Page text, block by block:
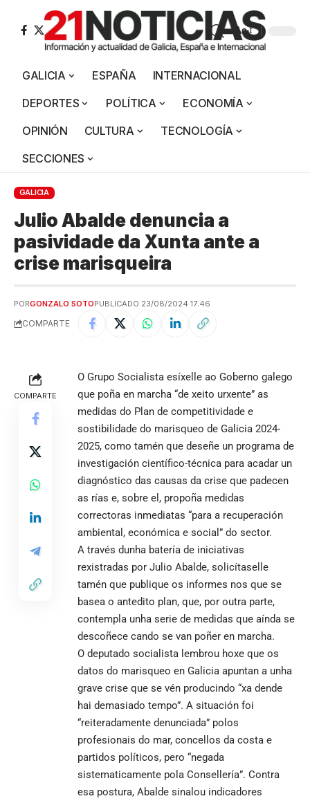
Aa
GALICIA ESPAÑA
INTERNACIONAL
DEPORTES
POLÍTICA
ECONOMÍA
OPINIÓN
CULTURA
TECNOLOGÍA
SECCIONES
GALICIA
Julio Abalde denuncia a
pasividade da Xunta ante a
crise marisqueira
PORGONZALO SOTOPUBLICADO 23/08/2024 17:46
COMPARTE
COMPARTE
O Grupo Socialista esíxelle ao Goberno galego
que poña en marcha “de xeito urxente” as
medidas do Plan de competitividade e
sostibilidade do marisqueo de Galicia 2024-
2025, como tamén que deseñe un programa de
investigación científico-técnica para acadar un
diagnóstico das causas da crise que padecen
as rías e, sobre el, propoña medidas
correctoras inmediatas “para a recuperación
ambiental, económica e social” do sector.
A través dunha batería de iniciativas
rexistradas por Julio Abalde, solicítaselle
tamén que publique os informes nos que se
basea o antedito plan, que, por outra parte,
contempla unha serie de medidas que aínda se
descoñece cando se van poñer en marcha.
O deputado socialista lembrou hoxe que os
datos do marisqueo en Galicia apuntan a unha
grave crise que se vén producindo “xa dende
hai demasiado tempo”. A situación foi
“reiteradamente denunciada” polos
profesionais do mar, concellos da costa e
partidos políticos, pero “negada
sistematicamente pola Consellería”. Contra
esa postura, Abalde sinalou indicadores